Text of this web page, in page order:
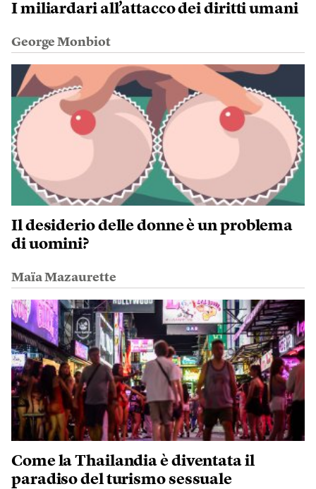
I miliardari all’attacco dei diritti umani
George Monbiot
Il desiderio delle donne è un problema
di uomini?
Maïa Mazaurette
Come la Thailandia è diventata il
paradiso del turismo sessuale